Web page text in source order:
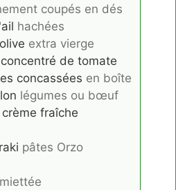
coupés en dés
hachées
extra vierge
concentré de tomate
concassées en boîte
légumes ou bœuf
crème fraîche
pâtes Orzo